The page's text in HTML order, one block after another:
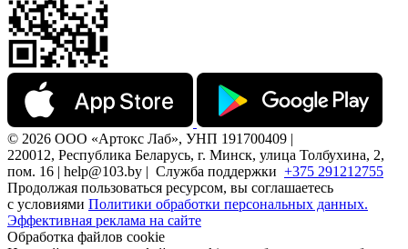
© 2026 ООО «Артокс Лаб», УНП 191700409 |
220012, Республика Беларусь, г. Минск, улица Толбухина, 2,
пом. 16 | help@103.by | Служба поддержки +375 291212755
Продолжая пользоваться ресурсом, вы соглашаетесь
с условиями Политики обработки персональных данных.
Эффективная реклама на сайте
Обработка файлов cookie